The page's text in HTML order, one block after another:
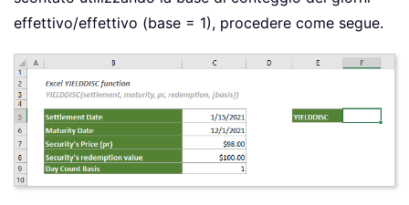
effettivo/effettivo (base = 1), procedere come segue.